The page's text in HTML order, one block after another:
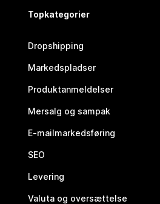
Topkategorier
Dropshipping
Markedspladser
Produktanmeldelser
Mersalg og sampak
E-mailmarkedsføring
SEO
Levering
Valuta og oversættelse